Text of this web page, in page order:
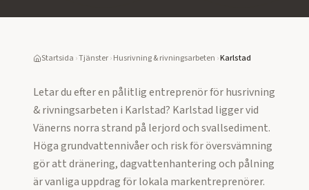
Startsida ›Tjänster›Husrivning & rivningsarbeten ›Karlstad
Letar du efter en pålitlig entreprenör förhusrivning
& rivningsarbeten i Karlstad? Karlstad ligger vid
Vänerns norra strand på lerjord och svallsediment.
Höga grundvattennivåer och risk för översvämning
gör att dränering, dagvattenhantering och pålning
är vanliga uppdrag för lokala markentreprenörer.